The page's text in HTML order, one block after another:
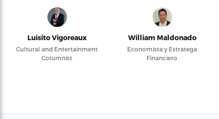
Luisito Vigoreaux
Cultural and Entertainment
Columnist
William Maldonado
Economista y Estratega
Financiero